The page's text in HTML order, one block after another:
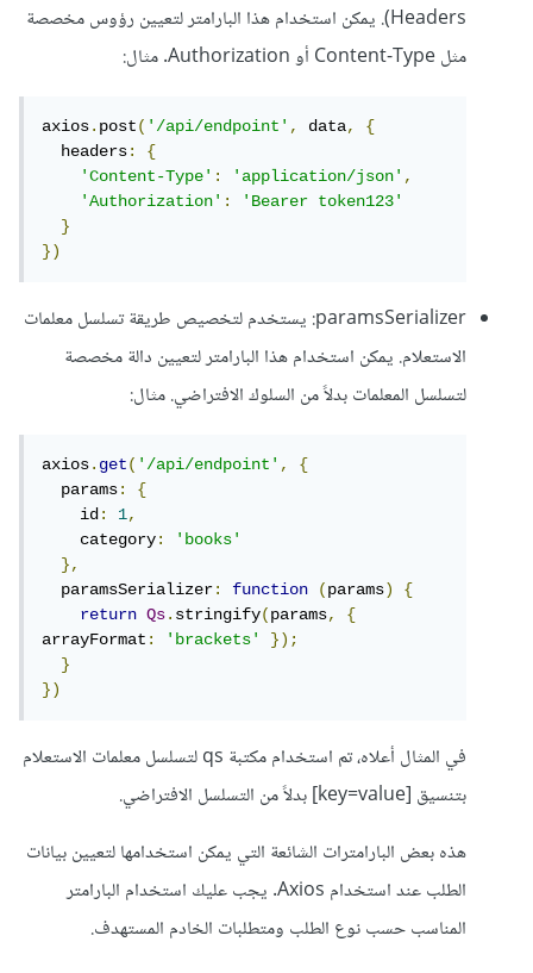
Headers). يمكن استخدام هذا البارامتر لتعيين رؤوس مخصصة
مثل Content-Type أو Authorization. مثال:
axios.post('/api/endpoint', data,
{
  headers
:
{
'Content-Type': 'application/json',
'Authorization':
'Bearer token123'
}
})
paramsSerializer: يستخدم لتخصيص طريقة تسلسل معلمات
الاستعلام. يمكن استخدام هذا البارامتر لتعيين دالة مخصصة
لتسلسل المعلمات بدلاً من السلوك الافتراضي. مثال:
axios.get('/api/endpoint',
{
  params
:
{
    id
: 1,
    category
:
'books'
},
  paramsSerializer
: function (params)
{
return
Qs.stringify(params,
{
arrayFormat: 'brackets'
});
}
})
في المثال أعلاه، تم استخدام مكتبة qs لتسلسل معلمات الاستعلام
بتنسيق [key=value] بدلاً من التسلسل الافتراضي.
هذه بعض البارامترات الشائعة التي يمكن استخدامها لتعيين بيانات
الطلب عند استخدام Axios. يجب عليك استخدام البارامتر
المناسب حسب نوع الطلب ومتطلبات الخادم المستهدف.